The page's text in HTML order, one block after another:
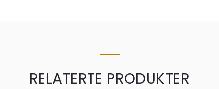
RELATERTE PRODUKTER